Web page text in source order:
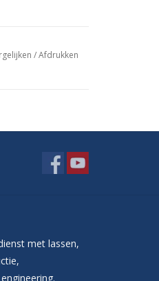
/Afdrukken
met lassen,